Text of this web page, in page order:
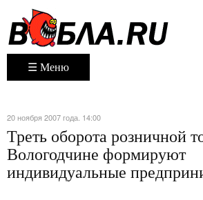
☰ Меню
20 ноября 2007 года. 14:00
Треть оборота розничной
Вологодчине формируют
индивидуальные